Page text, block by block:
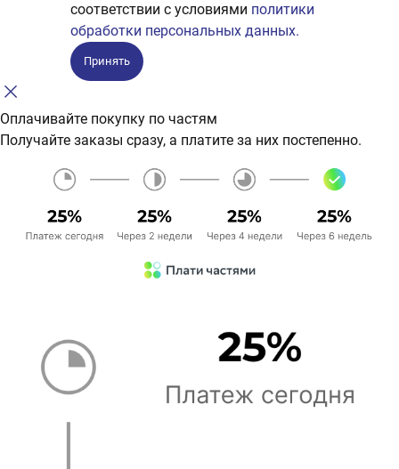
соответствии с условиями политики
обработки персональных данных.
Принять
Оплачивайте покупку по частям
Получайте заказы сразу, а платите за них постепенно.